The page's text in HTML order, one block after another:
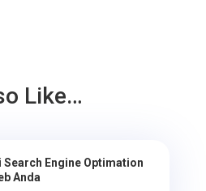
Like…
Engine Optimation
Anda